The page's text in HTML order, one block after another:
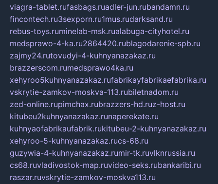
viagra-tablet.rufasbags.ruadler-jun.rubandamn.ru
fincontech.ru3sexporn.ru1mus.rudarksand.ru
rebus-toys.ruminelab-msk.rualabuga-cityhotel.ru
medsprawo-4-ka.ru2864420.rublagodarenie-spb.ru
zajmy24.rutovudyi-4-kuhnyanazakaz.ru
brazzerscom.rumedsprawo4ka.ru
xehyroo5kuhnyanazakaz.rufabrikayfabrikaefabrika.ru
vskrytie-zamkov-moskva-113.rubiletnadom.ru
zed-online.rupimchax.rubrazzers-hd.ruz-host.ru
kitubeu2kuhnyanazakaz.runaperekate.ru
kuhnyaofabrikaufabrik.rukitubeu-2-kuhnyanazakaz.ru
xehyroo-5-kuhnyanazakaz.rucs-68.ru
guzywia-4-kuhnyanazakaz.rumir-tk.ruvlknrussia.ru
cs68.ruvladivostok-map.ruvideo-seks.rubankaribi.ru
raszar.ruvskrytie-zamkov-moskva113.ru